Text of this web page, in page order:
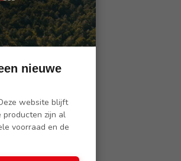
nieuwe
website blijft
producten zijn al
voorraad en de